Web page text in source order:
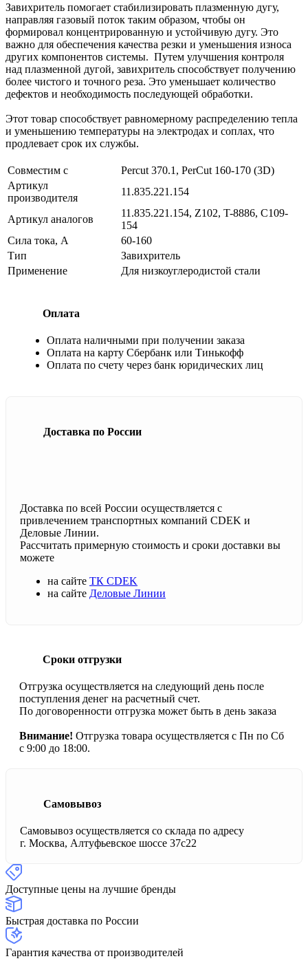
Завихритель помогает стабилизировать плазменную дугу,
направляя газовый поток таким образом, чтобы он
формировал концентрированную и устойчивую дугу. Это
важно для обеспечения качества резки и уменьшения износа
других компонентов системы. Путем улучшения контроля
над плазменной дугой, завихритель способствует получению
более чистого и точного реза. Это уменьшает количество
дефектов и необходимость последующей обработки.
Этот товар способствует равномерному распределению тепла
и уменьшению температуры на электродах и соплах, что
продлевает срок их службы.
Совместим с
Percut 370.1, PerCut 160-170 (3D)
Артикул
производителя
11.835.221.154
Артикул аналогов
11.835.221.154, Z102, T-8886, C109-
154
Сила тока, А
60-160
Тип
Завихритель
Применение
Для низкоуглеродистой стали
Оплата
Оплата наличными при получении заказа
Оплата на карту Сбербанк или Тинькофф
Оплата по счету через банк юридических лиц
Доставка по России
Доставка по всей России осуществляется с
привлечением транспортных компаний CDEK и
Деловые Линии.
Рассчитать примерную стоимость и сроки доставки вы
можете
на сайте ТК CDEK
на сайте Деловые Линии
Сроки отгрузки
Отгрузка осуществляется на следующий день после
поступления денег на расчетный счет.
По договоренности отгрузка может быть в день заказа
Внимание! Отгрузка товара осуществляется с Пн по Сб
с 9:00 до 18:00.
Самовывоз
Самовывоз осуществляется со склада по адресу
г. Москва, Алтуфьевское шоссе 37с22
Доступные цены на лучшие бренды
Быстрая доставка по России
Гарантия качества от производителей